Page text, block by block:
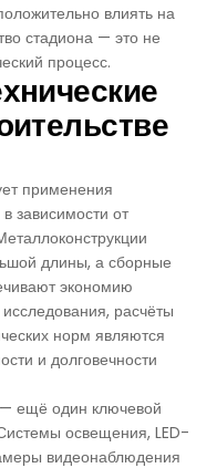
влиять на
стадиона — это не
процесс.
применения
зависимости от
длины, а сборные
экономию
расчёты
норм являются
и долговечности
— ещё один ключевой
освещения, LED-
видеонаблюдения